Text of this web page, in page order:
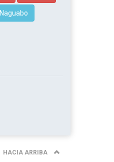
Naguabo
HACIA ARRIBA